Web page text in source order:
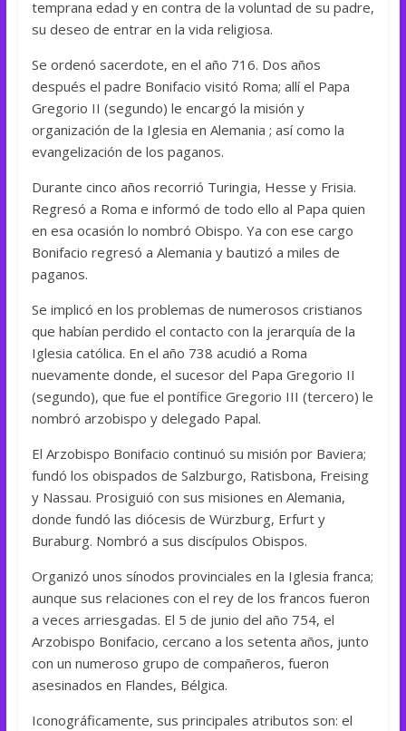
temprana edad y en contra de la voluntad de su padre,
su deseo de entrar en la vida religiosa.
Se ordenó sacerdote, en el año 716. Dos años
después el padre Bonifacio visitó Roma; allí el Papa
Gregorio II (segundo) le encargó la misión y
organización de la Iglesia en Alemania ; así como la
evangelización de los paganos.
Durante cinco años recorrió Turingia, Hesse y Frisia.
Regresó a Roma e informó de todo ello al Papa quien
en esa ocasión lo nombró Obispo. Ya con ese cargo
Bonifacio regresó a Alemania y bautizó a miles de
paganos.
Se implicó en los problemas de numerosos cristianos
que habían perdido el contacto con la jerarquía de la
Iglesia católica. En el año 738 acudió a Roma
nuevamente donde, el sucesor del Papa Gregorio II
(segundo), que fue el pontífice Gregorio III (tercero) le
nombró arzobispo y delegado Papal.
El Arzobispo Bonifacio continuó su misión por Baviera;
fundó los obispados de Salzburgo, Ratisbona, Freising
y Nassau. Prosiguió con sus misiones en Alemania,
donde fundó las diócesis de Würzburg, Erfurt y
Buraburg. Nombró a sus discípulos Obispos.
Organizó unos sínodos provinciales en la Iglesia franca;
aunque sus relaciones con el rey de los francos fueron
a veces arriesgadas. El 5 de junio del año 754, el
Arzobispo Bonifacio, cercano a los setenta años, junto
con un numeroso grupo de compañeros, fueron
asesinados en Flandes, Bélgica.
Iconográficamente, sus principales atributos son: el